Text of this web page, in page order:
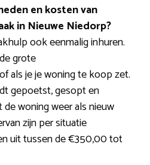
en kosten van
in Nieuwe Niedorp?
ook eenmalig inhuren.
grote
als je je woning te koop zet.
gepoetst, gesopt en
woning weer als nieuw
zijn per situatie
uit tussen de €350,00 tot